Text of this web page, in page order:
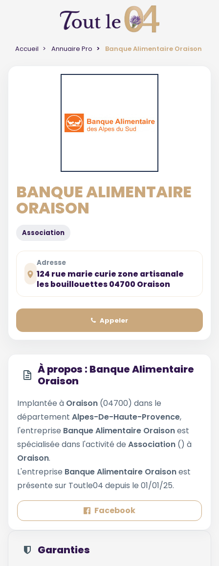
Accueil Annuaire Pro Banque Alimentaire Oraison
BANQUE ALIMENTAIRE
ORAISON
Association
Adresse
124 rue marie curie zone artisanale
les bouillouettes 04700 Oraison
Appeler
À propos : Banque Alimentaire
Oraison
Implantée à Oraison (04700) dans le
département Alpes-De-Haute-Provence,
l'entreprise Banque Alimentaire Oraisonest
spécialisée dans l'activité de Association () à
Oraison.
L'entreprise Banque Alimentaire Oraisonest
présente sur Toutle04 depuis le 01/01/25.
Facebook
Garanties